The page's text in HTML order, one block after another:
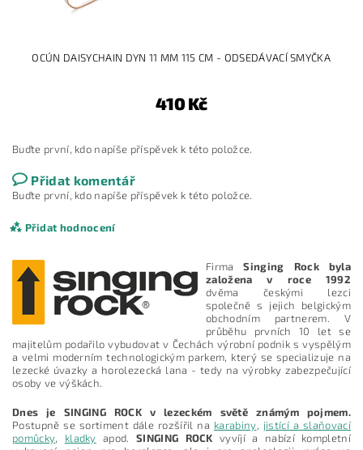
OCÚN DAISYCHAIN DYN 11 MM 115 CM - ODSEDÁVACÍ SMYČKA
410 Kč
Buďte první, kdo napíše příspěvek k této položce.
Přidat komentář
Buďte první, kdo napíše příspěvek k této položce.
Přidat hodnocení
FirmaSinging Rock byla
založena v roce 1992
dvěma českými lezci
společně s jejich belgickým
obchodním partnerem. V
průběhu prvních 10 let se
majitelům podařilo vybudovat v Čechách výrobní podnik s vyspělým
a velmi moderním technologickým parkem, který se specializuje na
lezecké úvazky a horolezecká lana - tedy na výrobky zabezpečující
osoby ve výškách.
Dnes je SINGING ROCK v lezeckém světě známým pojmem.
Postupně se sortiment dále rozšířil na karabiny, jistící a slaňovací
pomůcky, kladky apod. SINGING ROCK vyvíjí a nabízí kompletní